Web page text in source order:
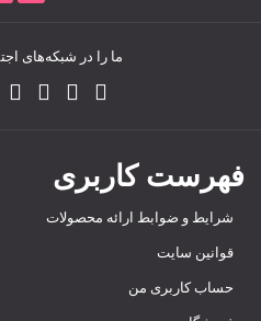
ما را در شبکه‌های
فهرست کاربری
شرایط و ضوابط ارائه محصولات
قوانین سایت
حساب کاربری من